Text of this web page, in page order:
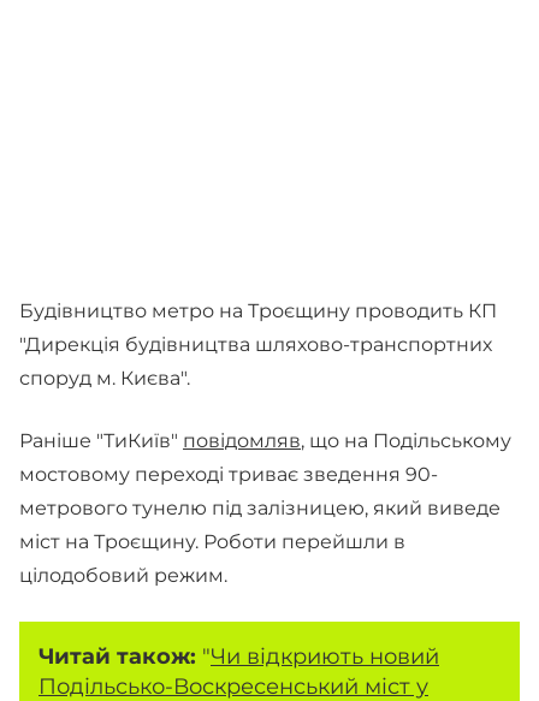
Будівництво метро на Троєщину проводить КП
"Дирекція будівництва шляхово-транспортних
споруд м. Києва".
Раніше "ТиКиїв" повідомляв, що на Подільському
мостовому переході триває зведення 90-
метрового тунелю під залізницею, який виведе
міст на Троєщину. Роботи перейшли в
цілодобовий режим.
Читай також: "Чи відкриють новий
Подільсько-Воскресенський міст у